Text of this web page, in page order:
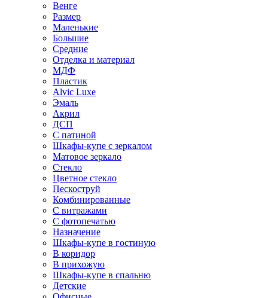
Венге
Размер
Маленькие
Большие
Средние
Отделка и материал
МДФ
Пластик
Alvic Luxe
Эмаль
Акрил
ДСП
С патиной
Шкафы-купе с зеркалом
Матовое зеркало
Стекло
Цветное стекло
Пескоструй
Комбинированные
С витражами
С фотопечатью
Назначение
Шкафы-купе в гостиную
В коридор
В прихожую
Шкафы-купе в спальню
Детские